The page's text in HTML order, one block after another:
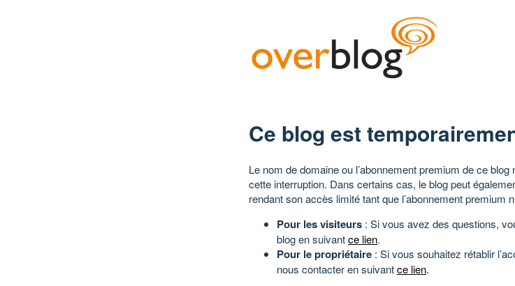
Ce blog est
Le nom de domaine ou l’abonnement premium de ce
cette interruption. Dans certains cas, le blog peut
rendant son accès limité tant que l’abonnement premium
Pour les visiteurs : Si vous avez des questions,
blog en suivantce lien.
Pour le propriétaire : Si vous souhaitez rétablir
nous contacter en suivantce lien.